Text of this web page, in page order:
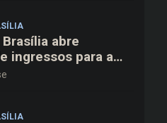
abre
ingressos para a
do Cine Open Air